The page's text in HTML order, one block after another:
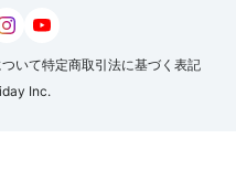
いて特定商取引法に基づく表記
Inc.